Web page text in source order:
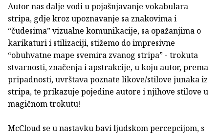
Autor nas dalje vodi u pojašnjavanje vokabulara
stripa, gdje kroz upoznavanje sa znakovima i
“čudesima” vizualne komunikacije, sa opažanjima o
karikaturi i stilizaciji, stižemo do impresivne
“obuhvatne mape svemira zvanog stripa” - trokuta
stvarnosti, značenja i apstrakcije, u koju autor, prema
pripadnosti, uvrštava poznate likove/stilove junaka iz
stripa, te prikazuje pojedine autore i njihove stilove u
magičnom trokutu!
McCloud se u nastavku bavi ljudskom percepcijom, s